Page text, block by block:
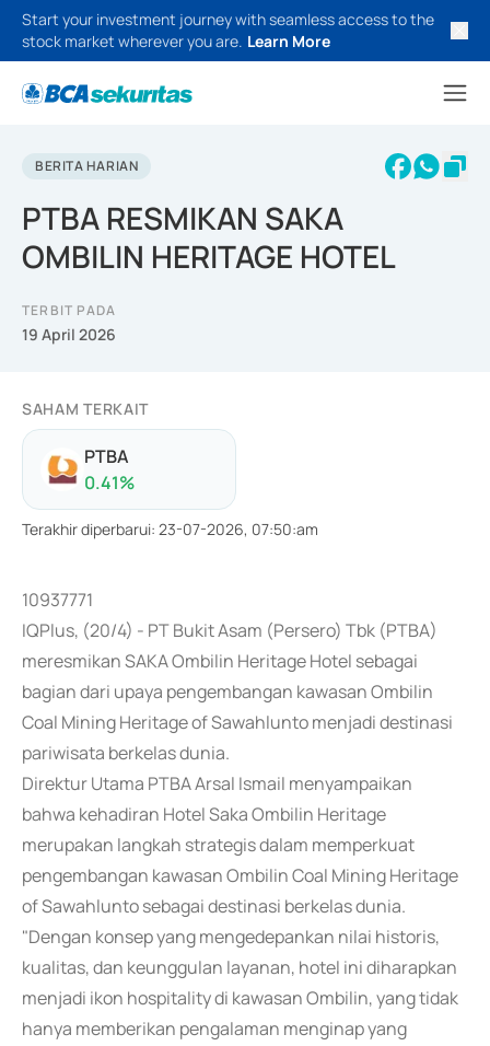
Start your investment journey with seamless access to the
stock market wherever you are. Learn More
BERITA HARIAN
PTBA RESMIKAN SAKA
OMBILIN HERITAGE HOTEL
TERBIT PADA
19 April 2026
SAHAM TERKAIT
PTBA
0.41%
Terakhir diperbarui: 23-07-2026, 07:50:am
10937771
IQPlus, (20/4) - PT Bukit Asam (Persero) Tbk (PTBA)
meresmikan SAKA Ombilin Heritage Hotel sebagai
bagian dari upaya pengembangan kawasan Ombilin
Coal Mining Heritage of Sawahlunto menjadi destinasi
pariwisata berkelas dunia.
Direktur Utama PTBA Arsal Ismail menyampaikan
bahwa kehadiran Hotel Saka Ombilin Heritage
merupakan langkah strategis dalam memperkuat
pengembangan kawasan Ombilin Coal Mining Heritage
of Sawahlunto sebagai destinasi berkelas dunia.
"Dengan konsep yang mengedepankan nilai historis,
kualitas, dan keunggulan layanan, hotel ini diharapkan
menjadi ikon hospitality di kawasan Ombilin, yang tidak
hanya memberikan pengalaman menginap yang